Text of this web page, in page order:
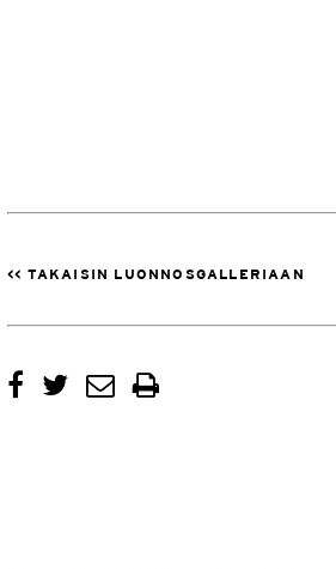
<< TAKAISIN LUONNOSGALLERIAAN